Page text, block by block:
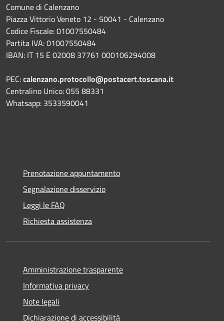
Comune di Calenzano
Piazza Vittorio Veneto 12 - 50041 - Calenzano
Codice Fiscale: 01007550484
Partita IVA: 01007550484
IBAN: IT 15 E 02008 37761 000106294008
PEC:calenzano.protocollo@postacert.toscana.it
Centralino Unico: 055 88331
Whatsapp: 3533590041
Prenotazione appuntamento
Segnalazione disservizio
Leggi le FAQ
Richiesta assistenza
Amministrazione trasparente
Informativa privacy
Note legali
Dichiarazione di accessibilità